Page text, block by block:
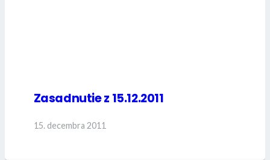
Zasadnutie z 15.12.2011
15. decembra 2011